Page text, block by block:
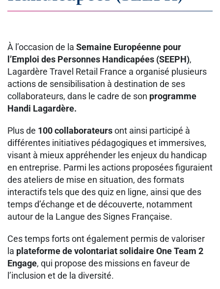
À l’occasion de la Semaine Européenne pour
l’Emploi des Personnes Handicapées (SEEPH),
Lagardère Travel Retail France a organisé plusieurs
actions de sensibilisation à destination de ses
collaborateurs, dans le cadre de son programme
Handi Lagardère.
Plus de 100 collaborateursont ainsi participé à
différentes initiatives pédagogiques et immersives,
visant à mieux appréhender les enjeux du handicap
en entreprise. Parmi les actions proposées figuraient
des ateliers de mise en situation, des formats
interactifs tels que des quiz en ligne, ainsi que des
temps d’échange et de découverte, notamment
autour de la Langue des Signes Française.
Ces temps forts ont également permis de valoriser
la plateforme de volontariat solidaire One Team 2
Engage, qui propose des missions en faveur de
l’inclusion et de la diversité.